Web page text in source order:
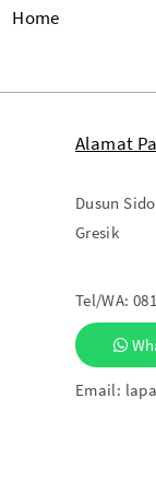
Home
Alamat
Dusun
Gresik
Tel/WA:
Email: